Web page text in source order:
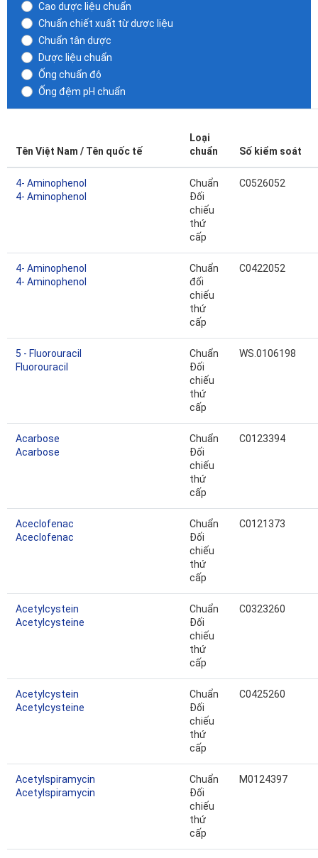
Cao dược liệu chuẩn
Chuẩn chiết xuất từ dược liệu
Chuẩn tân dược
Dược liệu chuẩn
Ống chuẩn độ
Ống đệm pH chuẩn
Tên Việt Nam / Tên quốc tế
Loại
chuẩn
Số kiểm soát
4- Aminophenol
4- Aminophenol
Chuẩn
Đối
chiếu
thứ
cấp
C0526052
4- Aminophenol
4- Aminophenol
Chuẩn
đối
chiếu
thứ
cấp
C0422052
5 - Fluorouracil
Fluorouracil
Chuẩn
Đối
chiếu
thứ
cấp
WS.0106198
Acarbose
Acarbose
Chuẩn
Đối
chiếu
thứ
cấp
C0123394
Aceclofenac
Aceclofenac
Chuẩn
Đối
chiếu
thứ
cấp
C0121373
Acetylcystein
Acetylcysteine
Chuẩn
Đối
chiếu
thứ
cấp
C0323260
Acetylcystein
Acetylcysteine
Chuẩn
Đối
chiếu
thứ
cấp
C0425260
Acetylspiramycin
Acetylspiramycin
Chuẩn
Đối
chiếu
thứ
cấp
M0124397